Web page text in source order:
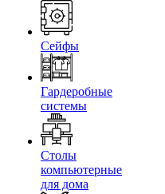
Сейфы
Гардеробные
системы
Столы
компьютерные
для дома